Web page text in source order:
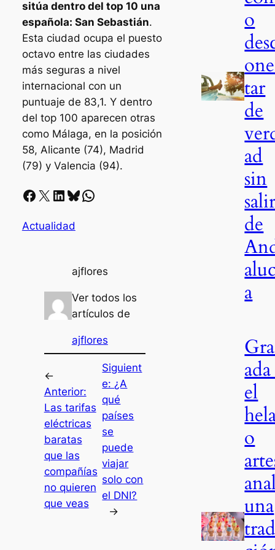
sitúa dentro del top 10 una
española: San Sebastián.
Esta ciudad ocupa el puesto
octavo entre las ciudades
más seguras a nivel
internacional con un
puntuaje de 83,1. Y dentro
del top 100 aparecen otras
como Málaga, en la posición
58, Alicante (74), Madrid
(79) y Valencia (94).
Facebook X LinkedIn Bluesky Whatsapp
Actualidad
ajflores
Ver todos los
artículos de
ajflores
←
Anterior:
Las tarifas
eléctricas
baratas
que las
compañías
no quieren
que veas
Siguient
e: ¿A
qué
países
se
puede
viajar
solo con
el DNI?
→
o
tar
de
ad
sin
de
a
el
o
una